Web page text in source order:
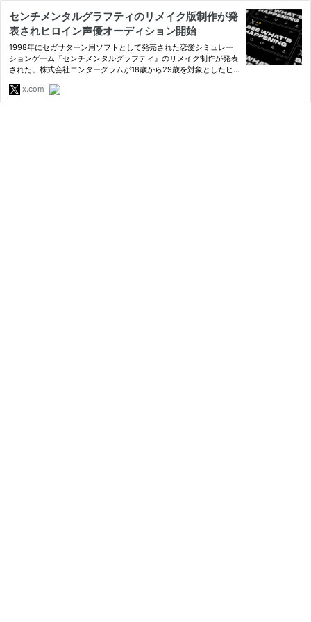
センチメンタルグラフティのリメイク版制作が発
表されヒロイン声優オーディション開始
1998年にセガサターン用ソフトとして発売された恋愛シミュレー
ションゲーム『センチメンタルグラフティ』のリメイク制作が発表
された。株式会社エンターグラムが18歳から29歳を対象としたヒ
x.com